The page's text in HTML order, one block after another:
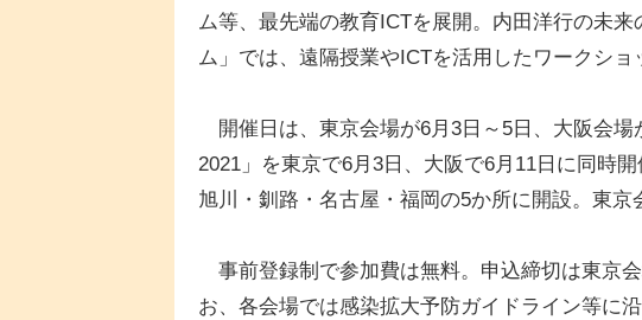
ム等、最先端の教育ICTを展開。内田洋行の未
ム」では、遠隔授業やICTを活用したワークショ
開催日は、東京会場が6月3日～5日、大阪会場
2021」を東京で6月3日、大阪で6月11日に同時
旭川・釧路・名古屋・福岡の5か所に開設。東京
事前登録制で参加費は無料。申込締切は東京
お、各会場では感染拡大予防ガイドライン等に